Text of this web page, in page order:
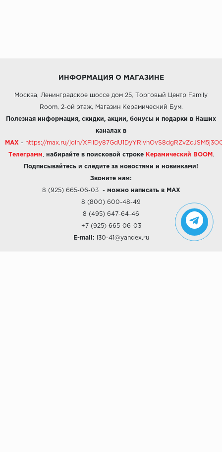
ИНФОРМАЦИЯ О МАГАЗИНЕ
Москва, Ленинградское шоссе дом 25, Торговый Центр Family
Room, 2-ой этаж, Магазин Керамический Бум.
Полезная информация, скидки, акции, бонусы и подарки в Наших
каналах в
MAX - https://max.ru/join/
Телеграмм набирайте в поисковой строке Керамический BOOM .
Подписывайтесь и следите за новостями и новинками!
Звоните нам:
8 (925) 665-06-03- можно написать в MAX
8 (800) 600-48-49
8 (495) 647-64-46
+7 (925) 665-06-03
E-mail: i30-41@yandex.ru